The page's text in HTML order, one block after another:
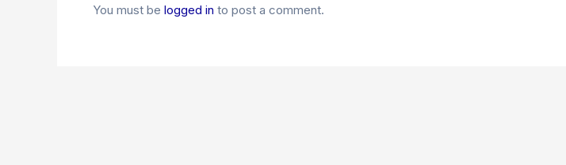
You must be logged in to post a comment.